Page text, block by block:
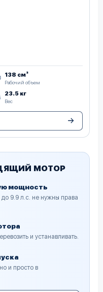
138 см³
Рабочий объем
23.5 кг
Вес
МОТОР
мощность
9.9 л.с. не нужны права
и устанавливать.
и просто в